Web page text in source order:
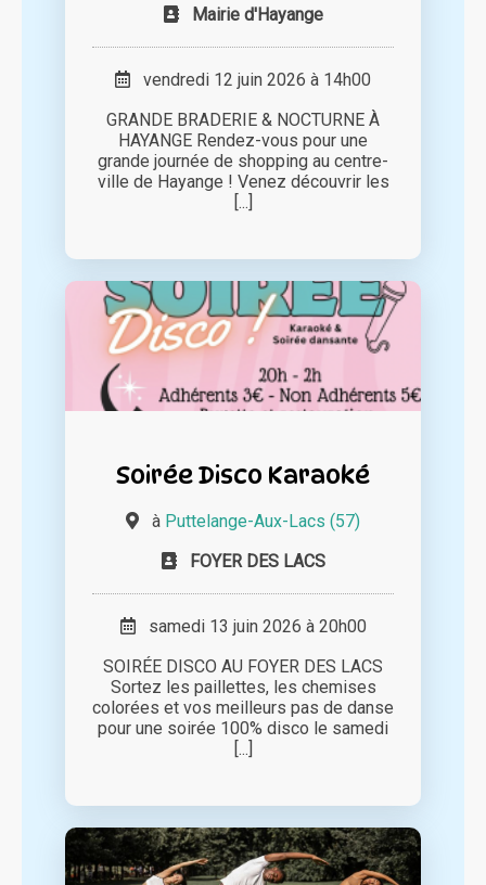
Mairie d'Hayange
vendredi 12 juin 2026 à 14h00
GRANDE BRADERIE & NOCTURNE À
HAYANGE Rendez-vous pour une
grande journée de shopping au centre-
ville de Hayange ! Venez découvrir les
[...]
Soirée Disco Karaoké
à Puttelange-Aux-Lacs (57)
FOYER DES LACS
samedi 13 juin 2026 à 20h00
SOIRÉE DISCO AU FOYER DES LACS
Sortez les paillettes, les chemises
colorées et vos meilleurs pas de danse
pour une soirée 100% disco le samedi
[...]